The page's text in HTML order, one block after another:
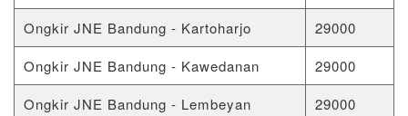
Ongkir JNE Bandung - Kartoharjo
29000
Ongkir JNE Bandung - Kawedanan
29000
Ongkir JNE Bandung - Lembeyan
29000